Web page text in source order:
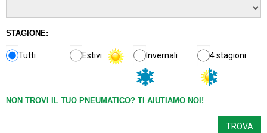
STAGIONE:
Tutti Estivi Invernali 4 stagioni
NON TROVI IL TUO PNEUMATICO? TI AIUTIAMO NOI!